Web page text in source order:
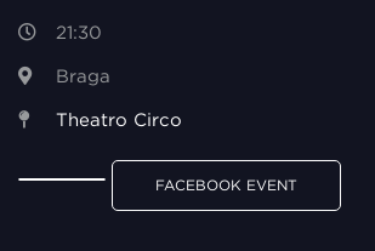
21:30
Braga
Theatro Circo
FACEBOOK EVENT